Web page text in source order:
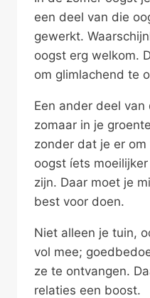
een deel van die
gewerkt.
oogst erg welkom.
om glimlachend te
Een ander deel
zomaar in je
zonder dat je er
oogst íets
zijn. Daar moet je
best voor doen.
Niet alleen je tuin,
vol mee;
ze te ontvangen.
relaties een boost.